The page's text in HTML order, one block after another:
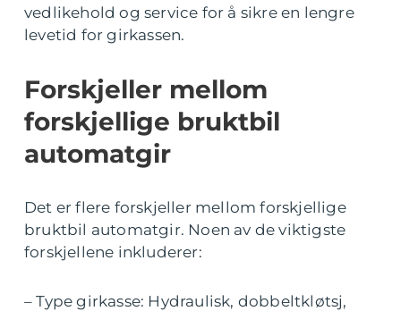
vedlikehold og service for å sikre en lengre
levetid for girkassen.
Forskjeller mellom
forskjellige bruktbil
automatgir
Det er flere forskjeller mellom forskjellige
bruktbil automatgir. Noen av de viktigste
forskjellene inkluderer:
– Type girkasse: Hydraulisk, dobbeltkløtsj,